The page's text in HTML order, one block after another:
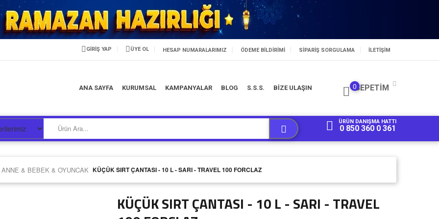
GİRİŞ YAP ÜYE OL HESAP NUMARALARIMIZ ÖDEME BILDIRIMI SIPARIŞ SORGULAMA İLETİŞİM
ANA SAYFA KURUMSAL KAMPANYALAR BLOG S.S.S. BİZE ULAŞIN 0SEPETIM
ÜRÜN DANIŞMA HATTI
0 850 360 0 361
ANNE & BEBEK & OYUNCAK KÜÇÜK SIRT ÇANTASI - 10 L - SARI - TRAVEL 100 FORCLAZ
KÜÇÜK SIRT ÇANTASI - 10 L - SARI - TRAVEL